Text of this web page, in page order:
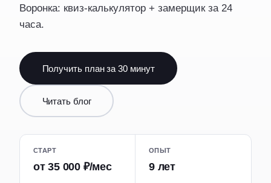
Воронка: квиз-калькулятор + замерщик за 24
часа.
Получить план за 30 минут
Читать блог
СТАРТ
от 35 000 ₽/мес
ОПЫТ
9 лет